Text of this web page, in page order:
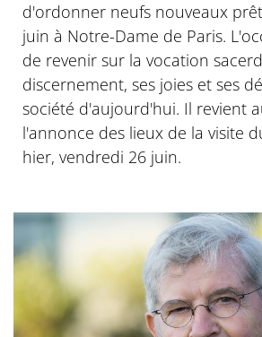
d'ordonner neufs nouveaux
juin à Notre-Dame de Paris.
de revenir sur la vocation
discernement, ses joies et ses
société d'aujourd'hui. Il revient
l'annonce des lieux de la visite
hier, vendredi 26 juin.